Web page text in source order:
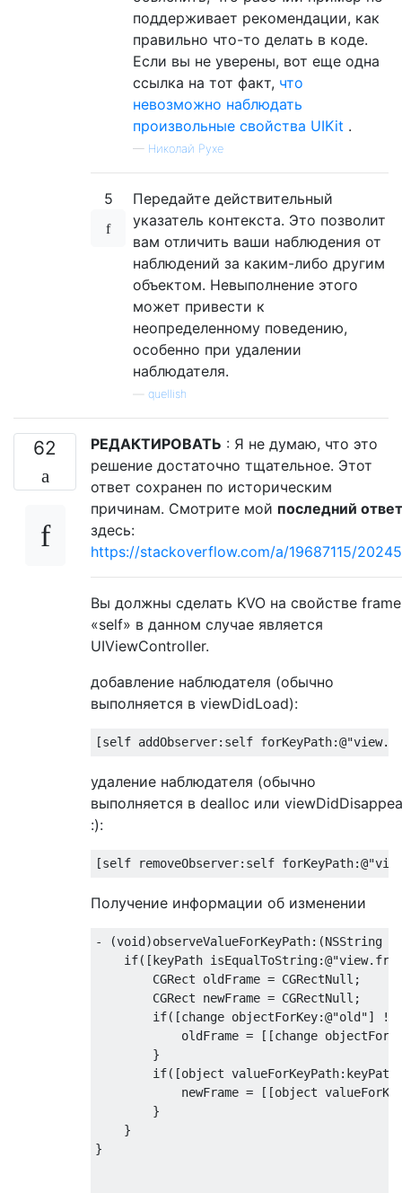
поддерживает рекомендации, как
правильно что-то делать в коде.
Если вы не уверены, вот еще одна
ссылка на тот факт, что
невозможно наблюдать
произвольные свойства UIKit .
— Николай Рухе
5
Передайте действительный
указатель контекста. Это позволит
вам отличить ваши наблюдения от
наблюдений за каким-либо другим
объектом. Невыполнение этого
может привести к
неопределенному поведению,
особенно при удалении
наблюдателя.
quellish
62 РЕДАКТИРОВАТЬ : Я не думаю, что это
решение достаточно тщательное. Этот
ответ сохранен по историческим
причинам. Смотрите мой последний ответ
здесь:
https://stackoverflow.com/a/19687115/
Вы должны сделать KVO на свойстве
«self» в данном случае является
UIViewController.
добавление наблюдателя (обычно
выполняется в viewDidLoad):
[self addObserver: self forKeyPath:
удаление наблюдателя (обычно
выполняется в dealloc или
:):
[self removeObserver: self forKeyPath:
Получение информации об изменении
- (void)observeValueForKeyPath:(NSString
if([keyPath isEqualToString:
CGRect oldFrame = CGRectNull ;
CGRect newFrame = CGRectNull ;
if([change objectForKey:@"old"] !=
oldFrame = [[change
        }
if([object
newFrame = [[object
        }
    }
}